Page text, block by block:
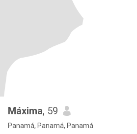
Máxima, 59
Panamá, Panamá, Panamá